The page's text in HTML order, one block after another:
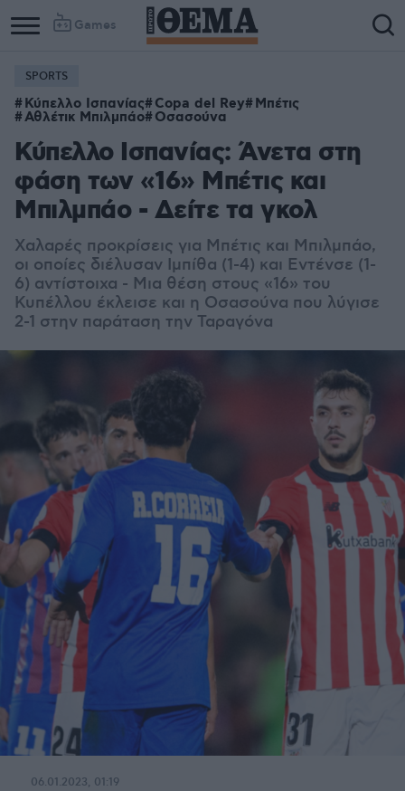
Games
SPORTS
Κύπελλο Ισπανίας Copa del Rey Μπέτις
Αθλέτικ Μπιλμπάο Οσασούνα
Κύπελλο Ισπανίας: Άνετα στη
φάση των «16» Μπέτις και
Μπιλμπάο - Δείτε τα γκολ
Χαλαρές προκρίσεις για Μπέτις και Μπιλμπάο,
οι οποίες διέλυσαν Ιμπίθα (1-4) και Εντένσε (1-
6) αντίστοιχα - Mια θέση στους «16» του
Κυπέλλου έκλεισε και η Οσασούνα που λύγισε
2-1 στην παράταση την Ταραγόνα
06.01.2023, 01:19